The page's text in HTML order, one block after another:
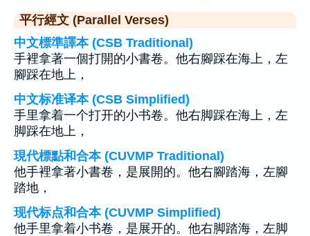
平行經文 (Parallel Verses)
中文標準譯本 (CSB Traditional)
手裡拿著一個打開的小書卷。他右腳踩在海上，左
腳踩在地上，
中文标准译本 (CSB Simplified)
手里拿着一个打开的小书卷。他右脚踩在海上，左
脚踩在地上，
現代標點和合本 (CUVMP Traditional)
他手裡拿著小書卷，是展開的。他右腳踏海，左腳
踏地，
现代标点和合本 (CUVMP Simplified)
他手里拿着小书卷，是展开的。他右脚踏海，左脚